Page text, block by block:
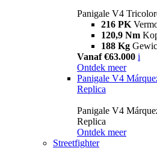
Panigale V4
216 PK
120,9 Nm
188 Kg
Vanaf €63.000 i
Ontdek meer
Panigale V4
Replica
Panigale V4
Replica
Ontdek meer
Streetfighter